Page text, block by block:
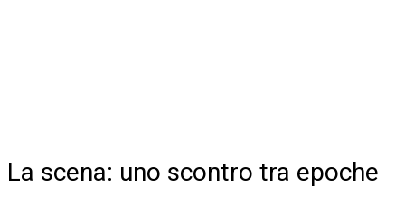
La scena: uno scontro tra epoche